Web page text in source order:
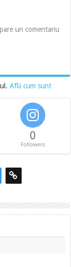
un comentariu
Află cum sunt
0
Followers